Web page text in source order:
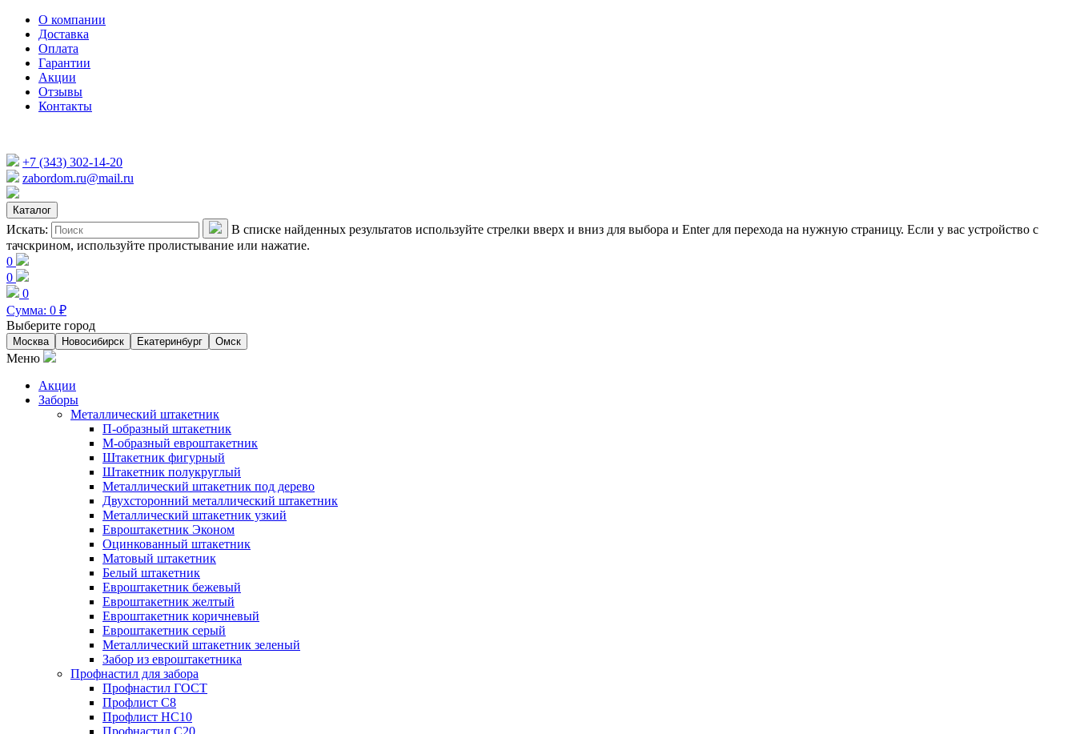
О компании
Доставка
Оплата
Гарантии
Акции
Отзывы
Контакты
+7 (343) 302-14-20
zabordom.ru@mail.ru
Каталог
Искать:
В списке найденных результатов используйте стрелки вверх и вниз для выбора и Enter для перехода на нужную страницу. Если у вас устройство с
тачскрином, используйте пролистывание или нажатие.
0
0
0
Сумма: 0 ₽
Выберите город
Москва Новосибирск Екатеринбург Омск
Меню
Акции
Заборы
Металлический штакетник
П-образный штакетник
М-образный евроштакетник
Штакетник фигурный
Штакетник полукруглый
Металлический штакетник под дерево
Двухсторонний металлический штакетник
Металлический штакетник узкий
Евроштакетник Эконом
Оцинкованный штакетник
Матовый штакетник
Белый штакетник
Евроштакетник бежевый
Евроштакетник желтый
Евроштакетник коричневый
Евроштакетник серый
Металлический штакетник зеленый
Забор из евроштакетника
Профнастил для забора
Профнастил ГОСТ
Профлист С8
Профлист НС10
Профнастил С20